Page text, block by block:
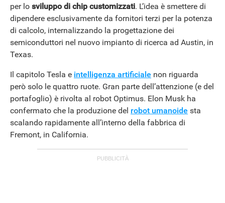
per lo sviluppo di chip customizzati. L’idea è smettere di
dipendere esclusivamente da fornitori terzi per la potenza
di calcolo, internalizzando la progettazione dei
semiconduttori nel nuovo impianto di ricerca ad Austin, in
Texas.
Il capitolo Tesla e intelligenza artificiale non riguarda
però solo le quattro ruote. Gran parte dell’attenzione (e del
portafoglio) è rivolta al robot Optimus. Elon Musk ha
confermato che la produzione del robot umanoide sta
scalando rapidamente all’interno della fabbrica di
Fremont, in California.